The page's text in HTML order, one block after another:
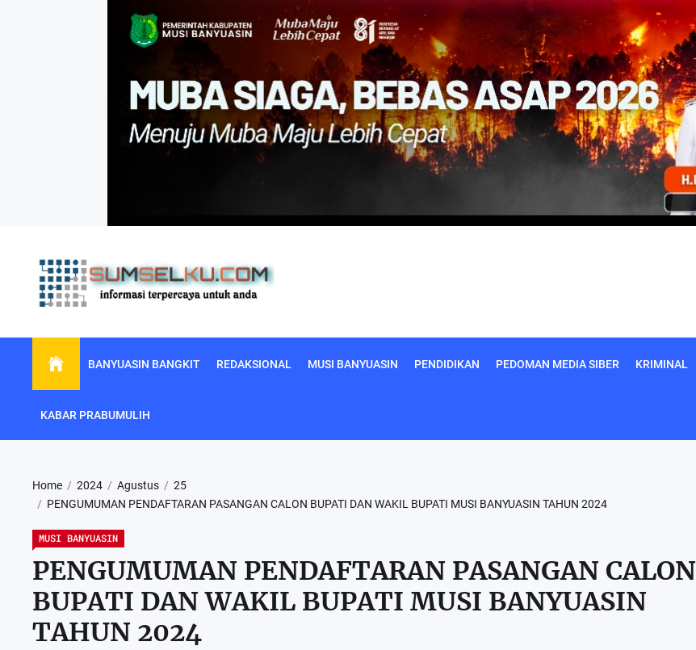
BANYUASIN BANGKIT REDAKSIONAL MUSI BANYUASIN PENDIDIKAN PEDOMAN MEDIA SIBER KRIMINAL
KABAR PRABUMULIH
Home 2024 Agustus
25
PENGUMUMAN PENDAFTARAN PASANGAN CALON BUPATI DAN WAKIL BUPATI MUSI BANYUASIN TAHUN 2024
MUSI BANYUASIN
PENGUMUMAN PENDAFTARAN PASANGAN CALON
BUPATI DAN WAKIL BUPATI MUSI BANYUASIN
TAHUN 2024